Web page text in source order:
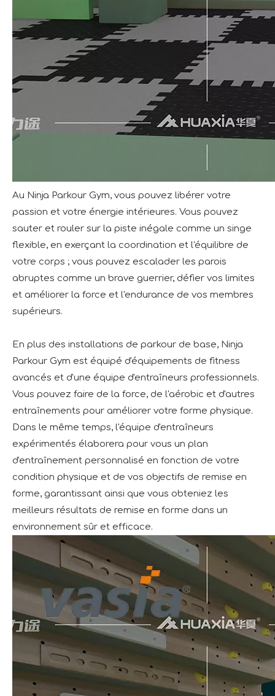
Au Ninja Parkour Gym, vous pouvez libérer votre
passion et votre énergie intérieures. Vous pouvez
sauter et rouler sur la piste inégale comme un singe
flexible, en exerçant la coordination et l'équilibre de
votre corps ; vous pouvez escalader les parois
abruptes comme un brave guerrier, défier vos limites
et améliorer la force et l'endurance de vos membres
supérieurs.
En plus des installations de parkour de base, Ninja
Parkour Gym est équipé d'équipements de fitness
avancés et d'une équipe d'entraîneurs professionnels.
Vous pouvez faire de la force, de l'aérobic et d'autres
entraînements pour améliorer votre forme physique.
Dans le même temps, l'équipe d'entraîneurs
expérimentés élaborera pour vous un plan
d'entraînement personnalisé en fonction de votre
condition physique et de vos objectifs de remise en
forme, garantissant ainsi que vous obteniez les
meilleurs résultats de remise en forme dans un
environnement sûr et efficace.